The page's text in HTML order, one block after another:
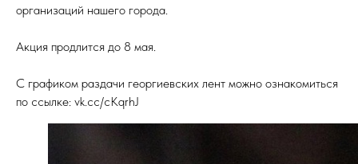
организаций нашего города.
Акция продлится до 8 мая.
С графиком раздачи георгиевских лент можно ознакомиться
по ссылке: vk.cc/cKqrhJ